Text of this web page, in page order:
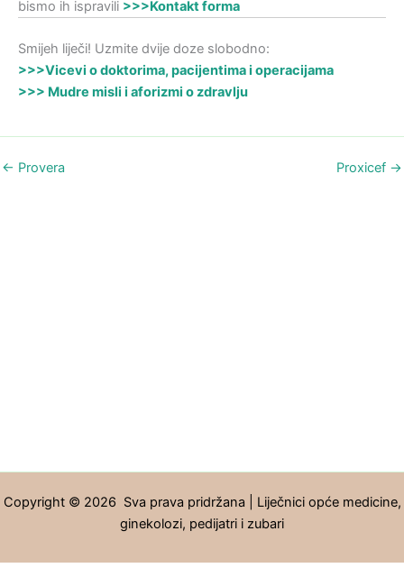
bismo ih ispravili >>>Kontakt forma
Smijeh liječi! Uzmite dvije doze slobodno:
>>>Vicevi o doktorima, pacijentima i operacijama
>>> Mudre misli i aforizmi o zdravlju
← Provera Proxicef →
Copyright © 2026 Sva prava pridržana | Liječnici opće medicine,
ginekolozi, pedijatri i zubari